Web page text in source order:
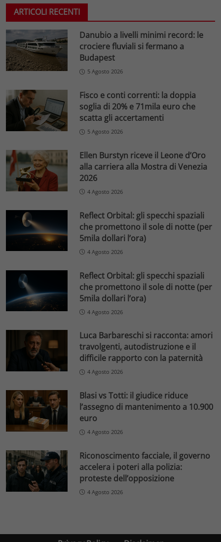
ARTICOLI RECENTI
Danubio a livelli minimi record: le
crociere fluviali si fermano a
Budapest
5 Agosto 2026
Fisco e conti correnti: la doppia
soglia di 20% e 71mila euro che
scatta gli accertamenti
5 Agosto 2026
Ellen Burstyn riceve il Leone d’Oro
alla carriera alla Mostra di Venezia
2026
4 Agosto 2026
Reflect Orbital: gli specchi spaziali
che promettono il sole di notte (per
5mila dollari l’ora)
4 Agosto 2026
Reflect Orbital: gli specchi spaziali
che promettono il sole di notte (per
5mila dollari l’ora)
4 Agosto 2026
Luca Barbareschi si racconta: amori
travolgenti, autodistruzione e il
difficile rapporto con la paternità
4 Agosto 2026
Blasi vs Totti: il giudice riduce
l’assegno di mantenimento a 10.900
euro
4 Agosto 2026
Riconoscimento facciale, il governo
accelera i poteri alla polizia:
proteste dell’opposizione
4 Agosto 2026